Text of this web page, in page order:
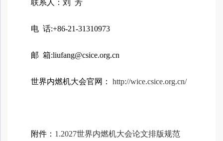
联系人：刘 芳
电 话:+86-21-31310973
邮 箱:liufang@csice.org.cn
世界内燃机大会官网： http://wice.csice.org.cn/
附件： 1.2027世界内燃机大会论文排版规范